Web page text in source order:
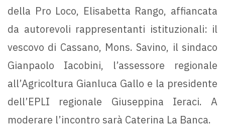
della Pro Loco, Elisabetta Rango, affiancata
da autorevoli rappresentanti istituzionali: il
vescovo di Cassano, Mons. Savino, il sindaco
Gianpaolo Iacobini, l’assessore regionale
all’Agricoltura Gianluca Gallo e la presidente
dell’EPLI regionale Giuseppina Ieraci. A
moderare l’incontro sarà Caterina La Banca.